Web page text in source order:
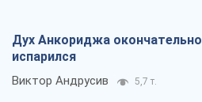
Дух Анкориджа окончательно
испарился
Виктор Андрусив 5,7 т.